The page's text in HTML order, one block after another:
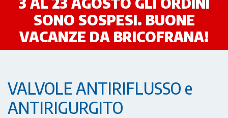
SONO SOSPESI. BUONE
VACANZE DA BRICOFRANA!
VALVOLE ANTIRIFLUSSO e
ANTIRIGURGITO